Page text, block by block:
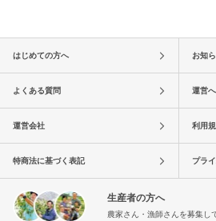
はじめての方へ お知
よくある質問 運営
運営会社 利用
特商法に基づく表記 プラ
生産者の方へ
農家さん・漁師さんを募集し